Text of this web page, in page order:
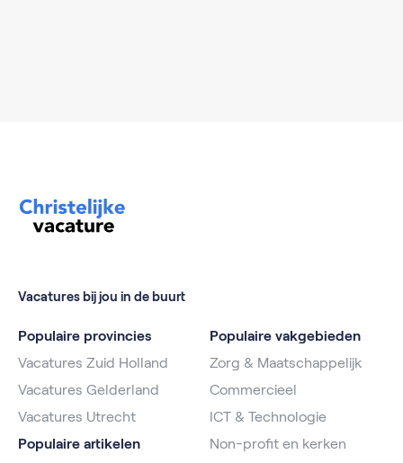
Vacatures bij jou in de buurt
Populaire provincies
Vacatures Zuid Holland
Vacatures Gelderland
Vacatures Utrecht
Populaire artikelen
Populaire vakgebieden
Zorg & Maatschappelijk
Commercieel
ICT & Technologie
Non-profit en kerken